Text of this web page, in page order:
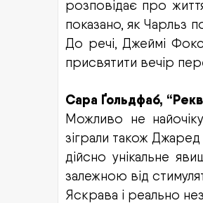
розповідає про
показано, як Чарльз
До речі, Джеймі
присвятити вечір
Сара Ґольдфаб,
Можливо не
зіграли також
дійсно унікальне
залежною від
Яскрава і реально